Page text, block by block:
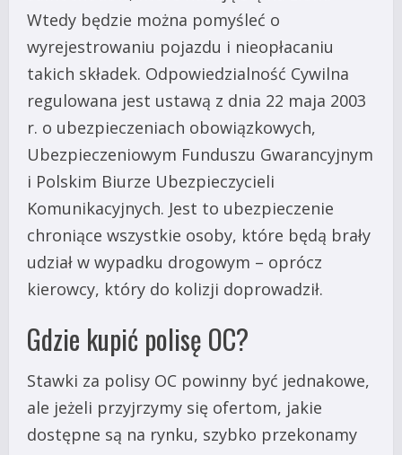
Wtedy będzie można pomyśleć o
wyrejestrowaniu pojazdu i nieopłacaniu
takich składek. Odpowiedzialność Cywilna
regulowana jest ustawą z dnia 22 maja 2003
r. o ubezpieczeniach obowiązkowych,
Ubezpieczeniowym Funduszu Gwarancyjnym
i Polskim Biurze Ubezpieczycieli
Komunikacyjnych. Jest to ubezpieczenie
chroniące wszystkie osoby, które będą brały
udział w wypadku drogowym – oprócz
kierowcy, który do kolizji doprowadził.
Gdzie kupić polisę OC?
Stawki za polisy OC powinny być jednakowe,
ale jeżeli przyjrzymy się ofertom, jakie
dostępne są na rynku, szybko przekonamy